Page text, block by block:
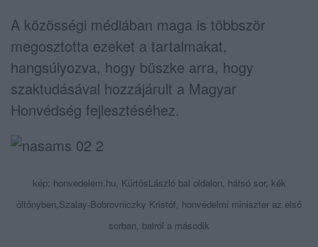
A közösségi médiában maga is többször
megosztotta ezeket a tartalmakat,
hangsúlyozva, hogy büszke arra, hogy
szaktudásával hozzájárult a Magyar
Honvédség fejlesztéséhez.
kép: honvedelem.hu, KürtösLászló bal oldalon, hátsó sor, kék
öltönyben,Szalay-­Bobrovniczky Kristóf, honvédelmi miniszter az első
sorban, balról a második